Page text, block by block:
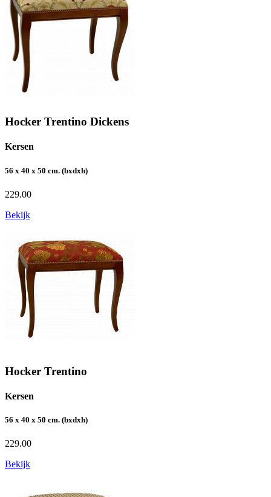
Hocker Trentino Dickens
Kersen
56 x 40 x 50 cm. (bxdxh)
229.00
Bekijk
Hocker Trentino
Kersen
56 x 40 x 50 cm. (bxdxh)
229.00
Bekijk